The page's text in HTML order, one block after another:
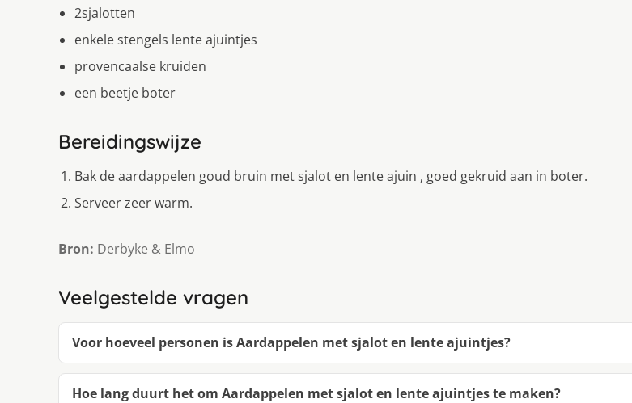
2sjalotten
enkele stengels lente ajuintjes
provencaalse kruiden
een beetje boter
Bereidingswijze
Bak de aardappelen goud bruin met sjalot en lente ajuin , goed gekruid aan in boter.
Serveer zeer warm.
Bron: Derbyke & Elmo
Veelgestelde vragen
Voor hoeveel personen is Aardappelen met sjalot en lente ajuintjes?
Hoe lang duurt het om Aardappelen met sjalot en lente ajuintjes te maken?